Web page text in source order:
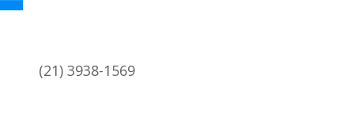
(21) 3938-1569